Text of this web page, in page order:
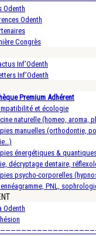
Odenth
Odenth
Congrès
Inf’Odenth
Inf’Odenth
Premium Adhérent
et écologie
naturelle (homeo, aroma,
manuelles (orthodontie,
énergétiques &
décryptage dentaire,
psycho-corporelles
ennéagramme, PNL,
Odenth